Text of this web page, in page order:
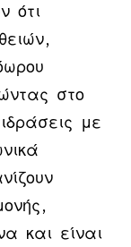
ότι
στο
με
και είναι